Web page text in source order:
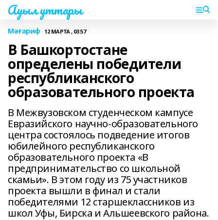
Ауыл уттары
Мәғариф 12 МАРТА , 03:57
В Башкортостане
определены победители
республиканского
образовательного проекта
В Межвузовском студенческом кампусе
Евразийского научно-образовательного
центра состоялось подведение итогов
юбилейного республиканского
образовательного проекта «В
предпринимательство со школьной
скамьи». В этом году из 75 участников
проекта вышли в финал и стали
победителями 12 старшеклассников из
школ Уфы, Бирска и Альшеевского района.